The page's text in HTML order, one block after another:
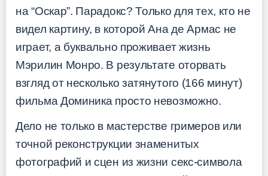
на “Оскар”. Парадокс? Только для тех, кто не
видел картину, в которой Ана де Армас не
играет, а буквально проживает жизнь
Мэрилин Монро. В результате оторвать
взгляд от несколько затянутого (166 минут)
фильма Доминика просто невозможно.
Дело не только в мастерстве гримеров или
точной реконструкции знаменитых
фотографий и сцен из жизни секс-символа